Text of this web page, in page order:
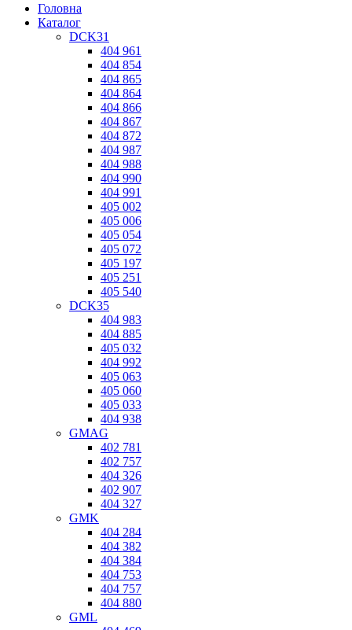
Головна
Каталог
DCK31
404 961
404 854
404 865
404 864
404 866
404 867
404 872
404 987
404 988
404 990
404 991
405 002
405 006
405 054
405 072
405 197
405 251
405 540
DCK35
404 983
404 885
405 032
404 992
405 063
405 060
405 033
404 938
GMAG
402 781
402 757
404 326
402 907
404 327
GMK
404 284
404 382
404 384
404 753
404 757
404 880
GML